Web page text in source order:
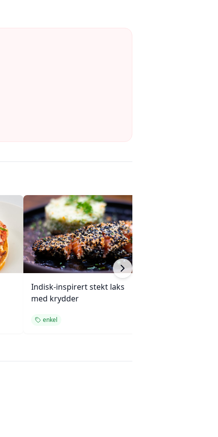
Indisk-inspirert stekt laks
med krydder
enkel